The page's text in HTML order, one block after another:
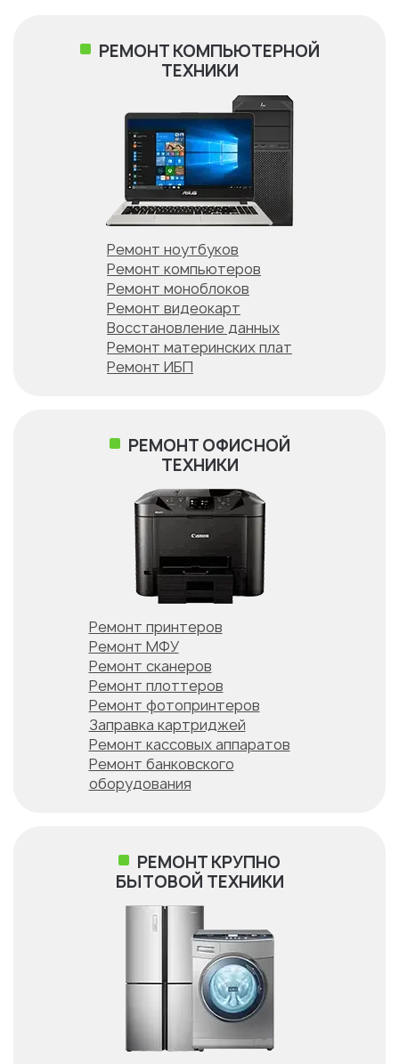
РЕМОНТ КОМПЬЮТЕРНОЙ
ТЕХНИКИ
Ремонт ноутбуков
Ремонт компьютеров
Ремонт моноблоков
Ремонт видеокарт
Восстановление данных
Ремонт материнских плат
Ремонт ИБП
РЕМОНТ ОФИСНОЙ
ТЕХНИКИ
Ремонт принтеров
Ремонт МФУ
Ремонт сканеров
Ремонт плоттеров
Ремонт фотопринтеров
Заправка картриджей
Ремонт кассовых аппаратов
Ремонт банковского
оборудования
РЕМОНТ КРУПНО
БЫТОВОЙ ТЕХНИКИ